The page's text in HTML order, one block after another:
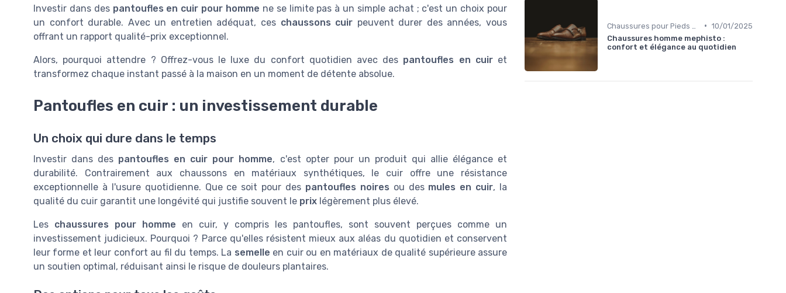
Investir dans des pantoufles en cuir pour homme ne se limite pas à un simple achat ; c'est un choix pour
un confort durable. Avec un entretien adéquat, ces chaussons cuir peuvent durer des années, vous
offrant un rapport qualité-prix exceptionnel.
Alors, pourquoi attendre ? Offrez-vous le luxe du confort quotidien avec des pantoufles en cuiret
transformez chaque instant passé à la maison en un moment de détente absolue.
Pantoufles en cuir : un investissement durable
Un choix qui dure dans le temps
Investir dans des pantoufles en cuir pour homme, c'est opter pour un produit qui allie élégance et
durabilité. Contrairement aux chaussons en matériaux synthétiques, le cuir offre une résistance
exceptionnelle à l'usure quotidienne. Que ce soit pour des pantoufles noires ou des mules en cuir, la
qualité du cuir garantit une longévité qui justifie souvent le prix légèrement plus élevé.
Les chaussures pour homme en cuir, y compris les pantoufles, sont souvent perçues comme un
investissement judicieux. Pourquoi ? Parce qu'elles résistent mieux aux aléas du quotidien et conservent
leur forme et leur confort au fil du temps. La semelle en cuir ou en matériaux de qualité supérieure assure
un soutien optimal, réduisant ainsi le risque de douleurs plantaires.
• 10/01/2025
Chaussures homme mephisto :
confort et élégance au quotidien